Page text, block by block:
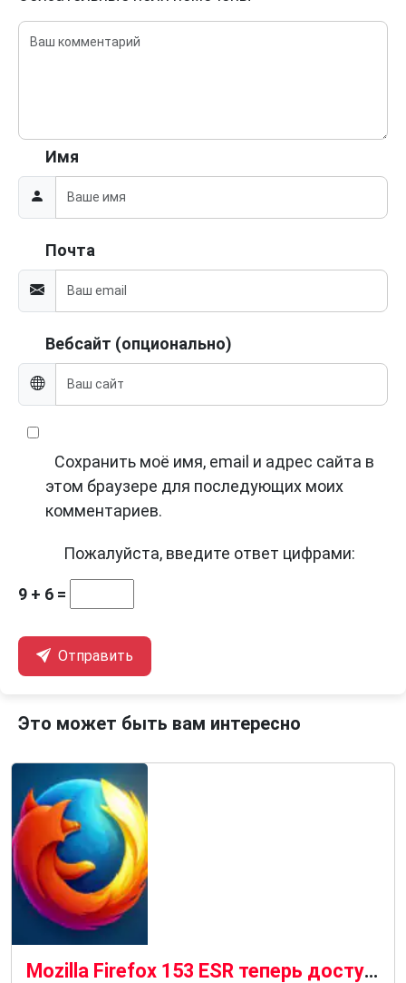
Имя
Почта
Вебсайт (опционально)
Сохранить моё имя, email и адрес сайта в
этом браузере для последующих моих
комментариев.
Пожалуйста, введите ответ цифрами:
9 + 6 =
Отправить
Это может быть вам интересно
Mozilla Firefox 153 ESR теперь доступен для скачивания, вот что нового